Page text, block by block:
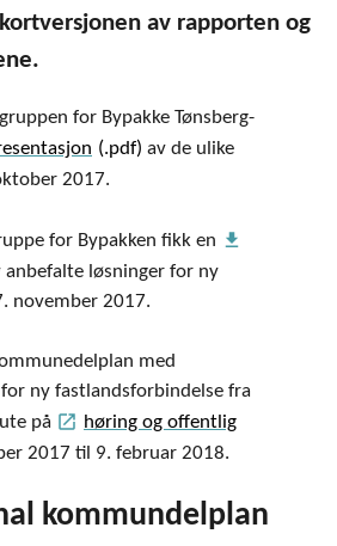
av rapporten og
for Bypakke Tønsberg-
av de ulike
2017.
for Bypakken fikk en get_app
anbefalte løsninger for ny
november 2017.
med
ny fastlandsforbindelse fra
på launch høring og offentlig
2017 til 9. februar 2018.
kommundelplan